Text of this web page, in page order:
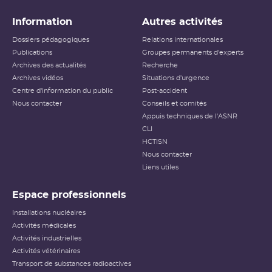
Information
Dossiers pédagogiques
Publications
Archives des actualités
Archives vidéos
Centre d'information du public
Nous contacter
Autres activités
Relations internationales
Groupes permanents d'experts
Recherche
Situations d'urgence
Post-accident
Conseils et comités
Appuis techniques de l'ASNR
CLI
HCTISN
Nous contacter
Liens utiles
Espace professionnels
Installations nucléaires
Activités médicales
Activités industrielles
Activités vétérinaires
Transport de substances radioactives